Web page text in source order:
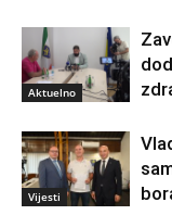
Aktuelno
Vijesti